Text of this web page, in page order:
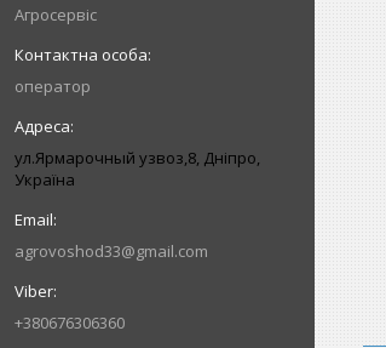
Агросервіс
оператор
ул.Ярмарочный узвоз,8, Дніпро,
Україна
agrovoshod33@gmail.com
+380676306360